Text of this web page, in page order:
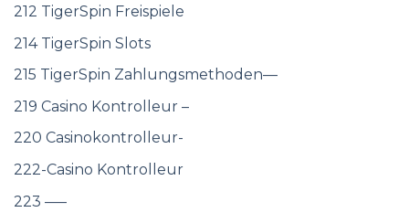
212 TigerSpin Freispiele
214 TigerSpin Slots
215 TigerSpin Zahlungsmethoden—
219 Casino Kontrolleur –
220 Casinokontrolleur-
222-Casino Kontrolleur
223 —–